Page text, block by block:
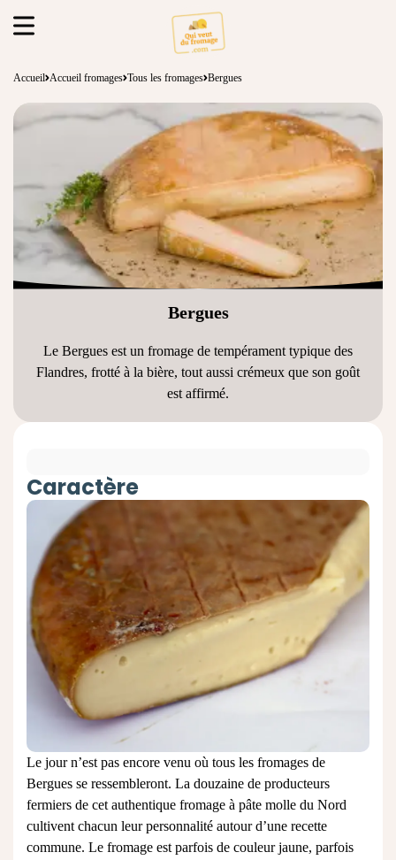
Accueil Accueil fromages Tous les fromages Bergues
Bergues
Le Bergues est un fromage de tempérament typique des
Flandres, frotté à la bière, tout aussi crémeux que son goût
est affirmé.
Caractère
Le jour n’est pas encore venu où tous les fromages de
Bergues se ressembleront. La douzaine de producteurs
fermiers de cet authentique fromage à pâte molle du Nord
cultivent chacun leur personnalité autour d’une recette
commune. Le fromage est parfois de couleur jaune, parfois